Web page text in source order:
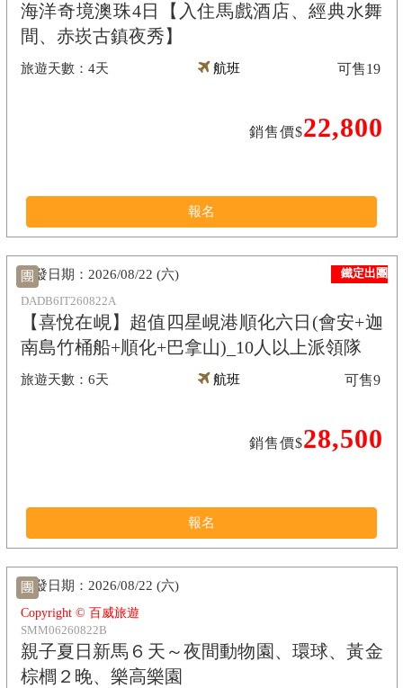
海洋奇境澳珠4日【入住馬戲酒店、經典水舞
間、赤崁古鎮夜秀】
4天 航班
銷售價$22,800
可售19
報名
團
DADB6IT260822A
【喜悅在峴】超值四星峴港順化六日(會安+迦
南島竹桶船+順化+巴拿山)_10人以上派領隊
6天
2026/08/22 (六)
航班
銷售價$28,500
可售9
報名
鐵定出團
團
Copyright © 百威旅遊
SMM06260822B
親子夏日新馬６天～夜間動物園、環球、黃金
棕櫚２晚、樂高樂園
2026/08/22 (六)